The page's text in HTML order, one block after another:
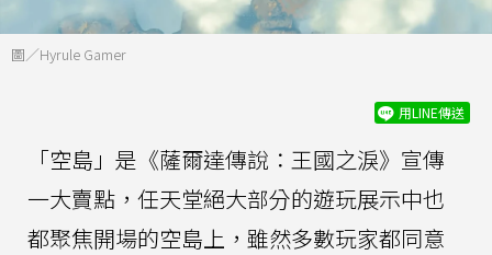
圖／Hyrule Gamer
用LINE傳送
「空島」是《薩爾達傳說：王國之淚》宣傳
一大賣點，任天堂絕大部分的遊玩展示中也
都聚焦開場的空島上，雖然多數玩家都同意